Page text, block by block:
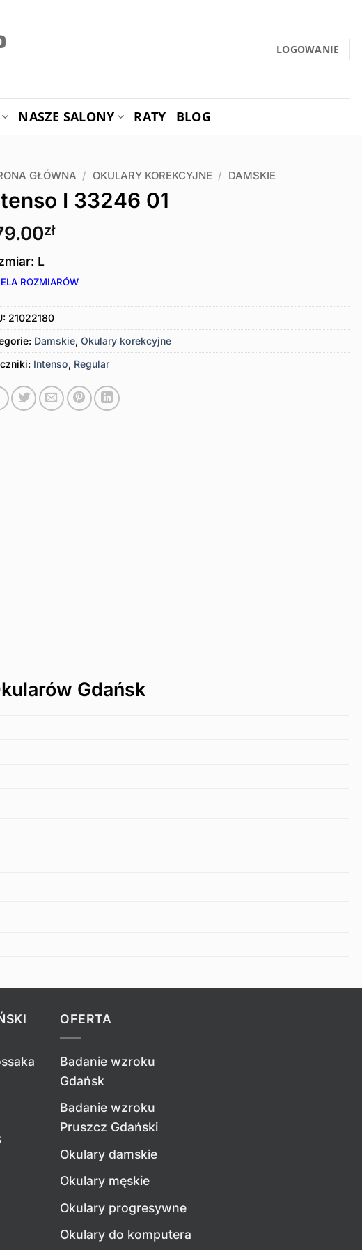
LOGOWANIE
NASZE SALONY RATY BLOG
GŁÓWNA / OKULARY KOREKCYJNE / DAMSKIE
I 33246 01
zł
L
ROZMIARÓW
21022180
Damskie, Okulary korekcyjne
Intenso, Regular
Gdańsk
OFERTA
Badanie wzroku
Gdańsk
Badanie wzroku
Pruszcz Gdański
Okulary damskie
Okulary męskie
Okulary progresywne
Okulary do komputera